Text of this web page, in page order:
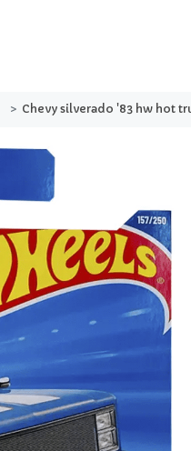
Chevy silverado '83 hw hot trucks 9/